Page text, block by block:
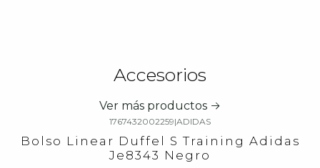
Accesorios
Ver más productos
1767432002259|ADIDAS
Bolso Linear Duffel S Training Adidas
Je8343 Negro